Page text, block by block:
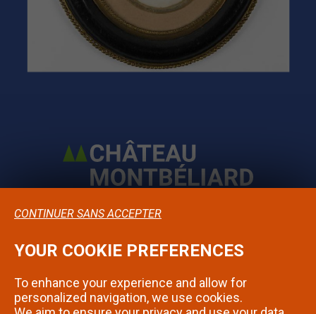
Mentions légales
YOUR COOKIE PREFERENCES
To enhance your experience and allow for
personalized navigation, we use cookies.
CONTINUER SANS ACCEPTER